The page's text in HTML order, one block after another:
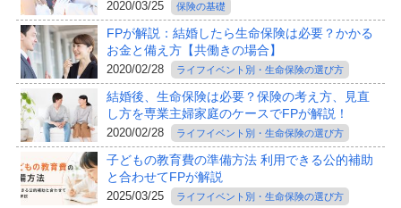
2020/03/25 保険の基礎
FPが解説：結婚したら生命保険は必要？かかる
お金と備え方【共働きの場合】
2020/02/28 ライフイベント別・生命保険の選び方
結婚後、生命保険は必要？保険の考え方、見直
し方を専業主婦家庭のケースでFPが解説！
2020/02/28 ライフイベント別・生命保険の選び方
子どもの教育費の準備方法 利用できる公的補助
と合わせてFPが解説
2025/03/25 ライフイベント別・生命保険の選び方